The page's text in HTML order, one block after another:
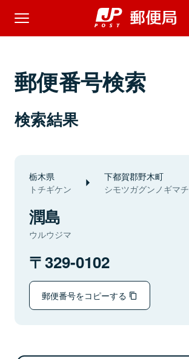
郵便番号検索
検索結果
栃木県
トチギケン
下都賀郡野木町
シモツガグンノギマチ
潤島
ウルウジマ
329-0102
郵便番号をコピーする